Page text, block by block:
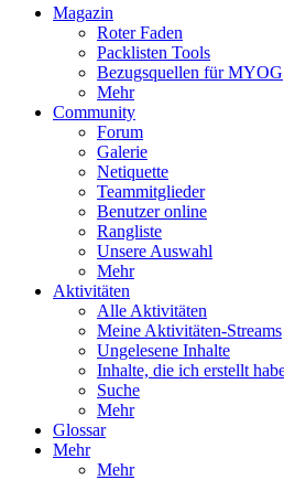
Magazin
Roter Faden
Packlisten Tools
Bezugsquellen für MYOG
Mehr
Community
Forum
Galerie
Netiquette
Teammitglieder
Benutzer online
Rangliste
Unsere Auswahl
Mehr
Aktivitäten
Alle Aktivitäten
Meine Aktivitäten-Streams
Ungelesene Inhalte
Inhalte, die ich erstellt
Suche
Mehr
Glossar
Mehr
Mehr